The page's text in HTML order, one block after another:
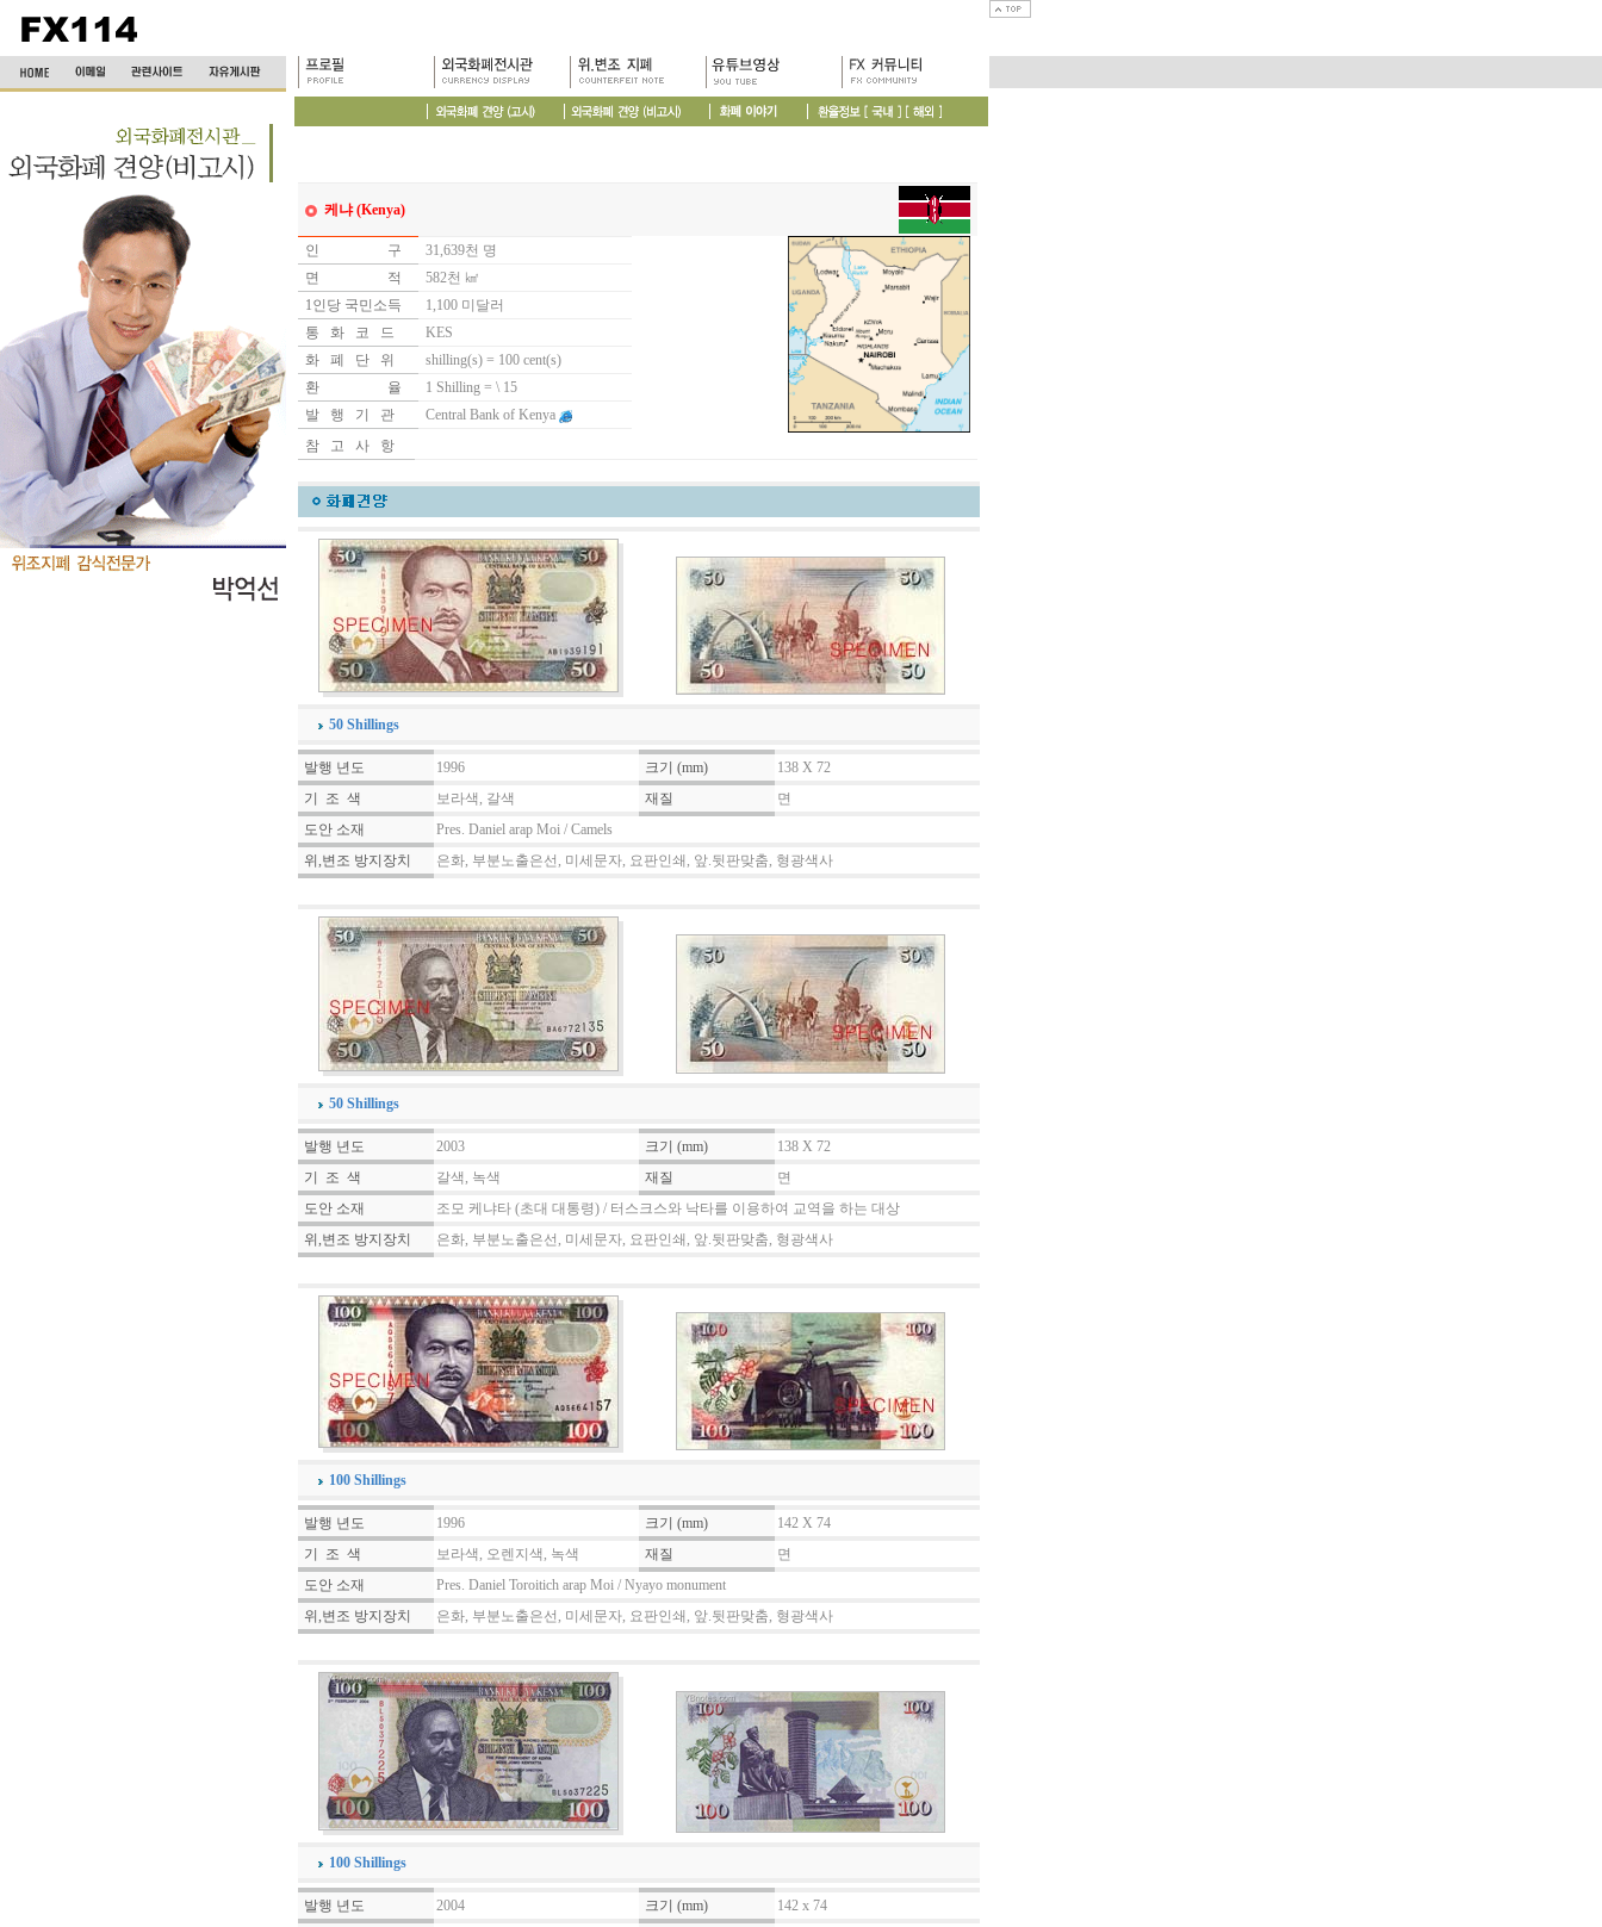
케냐 (Kenya)
인 구
31,639천 명
면
적
582천 ㎢
1인당 국민소득
1,100 미달러
통 화 코 드
KES
화 폐 단 위
shilling(s) = 100 cent(s)
환
율
1 Shilling = \ 15
발 행 기 관
Central Bank of Kenya
참 고 사 항
50 Shillings
발행 년도 1996 크기 (mm)
138 X 72
기 조 색
보라색, 갈색 재질
면
도안 소재
Pres. Daniel arap Moi / Camels
위,변조 방지장치
은화, 부분노출은선, 미세문자, 요판인쇄, 앞.뒷판맞춤, 형광색사
50 Shillings
발행 년도 2003 크기 (mm)
138 X 72
기 조 색
갈색, 녹색 재질
면
도안 소재
조모 케냐타 (초대 대통령) / 터스크스와 낙타를 이용하여 교역을 하는 대상
위,변조 방지장치
은화, 부분노출은선, 미세문자, 요판인쇄, 앞.뒷판맞춤, 형광색사
100 Shillings
발행 년도 1996 크기 (mm)
142 X 74
기 조 색
보라색, 오렌지색, 녹색 재질
면
도안 소재
Pres. Daniel Toroitich arap Moi / Nyayo monument
위,변조 방지장치
은화, 부분노출은선, 미세문자, 요판인쇄, 앞.뒷판맞춤, 형광색사
100 Shillings
발행 년도 2004 크기 (mm)
142 x 74